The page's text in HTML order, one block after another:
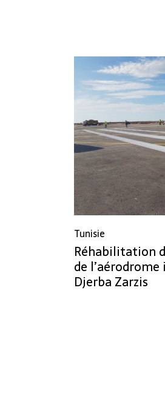
Tunisie
Réhabilitation
de
Djerba Zarzis